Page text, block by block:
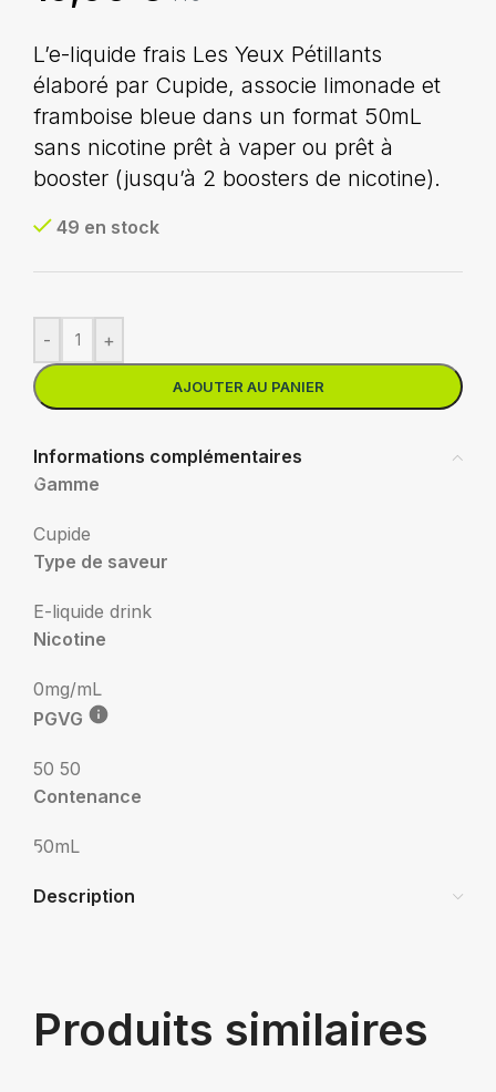
L’e-liquide frais Les Yeux Pétillants
élaboré par Cupide, associe limonade et
framboise bleue dans un format 50mL
sans nicotine prêt à vaper ou prêt à
booster (jusqu’à 2 boosters de nicotine).
49 en stock
- +
AJOUTER AU PANIER
Informations complémentaires
Gamme
Cupide
Type de saveur
E-liquide drink
Nicotine
0mg/mL
PGVG
50 50
Contenance
50mL
Description
Produits similaires